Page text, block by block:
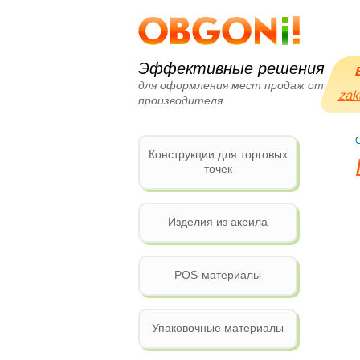
Эффективные решения
для оформления мест продаж от
производителя
Конструкции для торговых
точек
Изделия из акрила
POS-материалы
Упаковочные материалы